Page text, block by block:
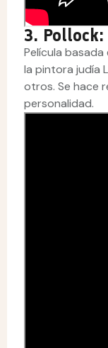
3.
Película
la pintora judía
otros. Se hace
personalidad.